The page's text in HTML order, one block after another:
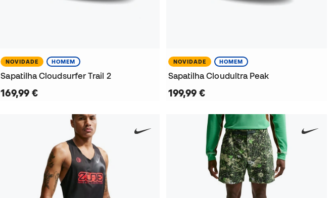
NOVIDADE HOMEM
Sapatilha Cloudsurfer Trail 2
169,99 €
NOVIDADE HOMEM
Sapatilha Cloudultra Peak
199,99 €